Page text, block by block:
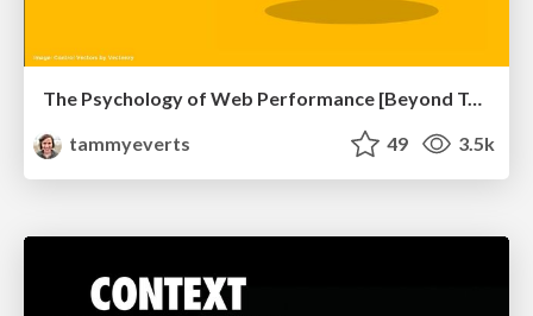
The Psychology of Web Performance [Beyond Tellerrand 2023]
tammyeverts
49 3.5k